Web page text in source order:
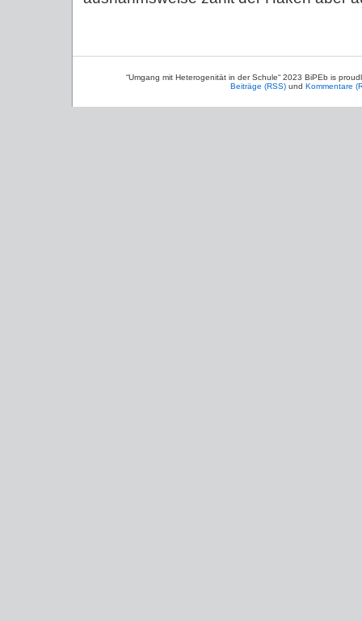
“Umgang mit Heterogenität in der Schule“ 2023 BiPEb is
Beiträge (RSS)und Kommentare